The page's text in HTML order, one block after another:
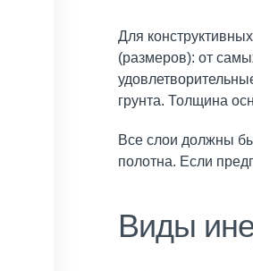
Для
(размеров): от
грунта. Толщина
Все слои должны
полотна. Если
Виды